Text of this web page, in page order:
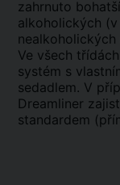
zahrnuto
alkoholických
Ve všech
systém s
sedadlem. V
Dreamliner
standardem